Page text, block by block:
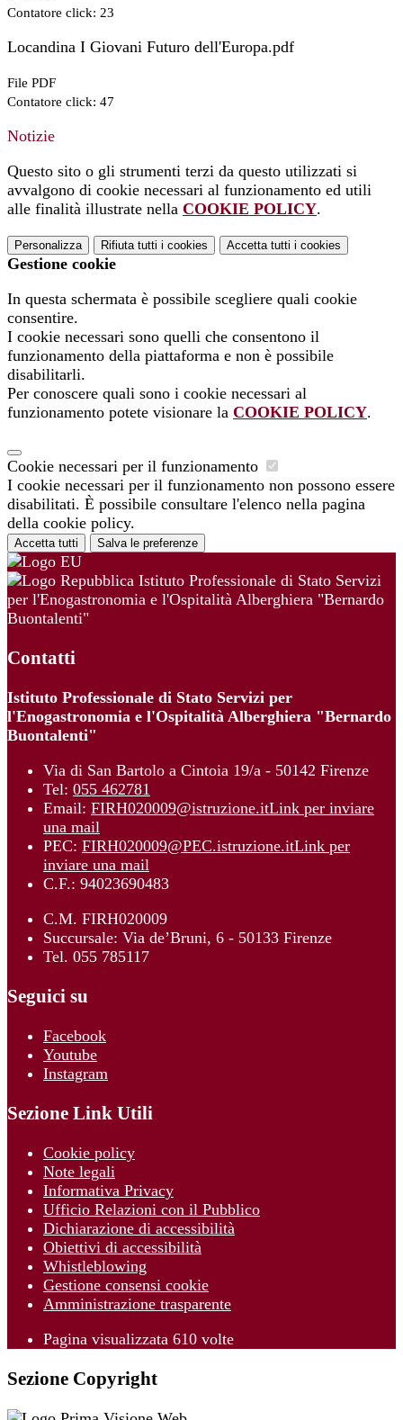
Contatore click: 23
Locandina I Giovani Futuro dell'Europa.pdf
File PDF
Contatore click: 47
Notizie
Questo sito o gli strumenti terzi da questo utilizzati si
avvalgono di cookie necessari al funzionamento ed utili
alle finalità illustrate nella COOKIE POLICY.
Personalizza Rifiuta tutti i cookies Accetta tutti i cookies
Gestione cookie
In questa schermata è possibile scegliere quali cookie
consentire.
I cookie necessari sono quelli che consentono il
funzionamento della piattaforma e non è possibile
disabilitarli.
Per conoscere quali sono i cookie necessari al
funzionamento potete visionare la COOKIE POLICY.
Cookie necessari per il funzionamento
I cookie necessari per il funzionamento non possono essere
disabilitati. È possibile consultare l'elenco nella pagina
della cookie policy.
Accetta tutti Salva le preferenze
Istituto Professionale di Stato Servizi
per l'Enogastronomia e l'Ospitalità Alberghiera "Bernardo
Buontalenti"
Contatti
Istituto Professionale di Stato Servizi per
l'Enogastronomia e l'Ospitalità Alberghiera "Bernardo
Buontalenti"
Via di San Bartolo a Cintoia 19/a - 50142 Firenze
Tel: 055 462781
Email: FIRH020009@istruzione.itLink per inviare
una mail
PEC: FIRH020009@PEC.istruzione.itLink per
inviare una mail
C.F.: 94023690483
C.M. FIRH020009
Succursale: Via de’Bruni, 6 - 50133 Firenze
Tel. 055 785117
Seguici su
Facebook
Youtube
Instagram
Sezione Link Utili
Cookie policy
Note legali
Informativa Privacy
Ufficio Relazioni con il Pubblico
Dichiarazione di accessibilità
Obiettivi di accessibilità
Whistleblowing
Gestione consensi cookie
Amministrazione trasparente
Pagina visualizzata 610 volte
Sezione Copyright